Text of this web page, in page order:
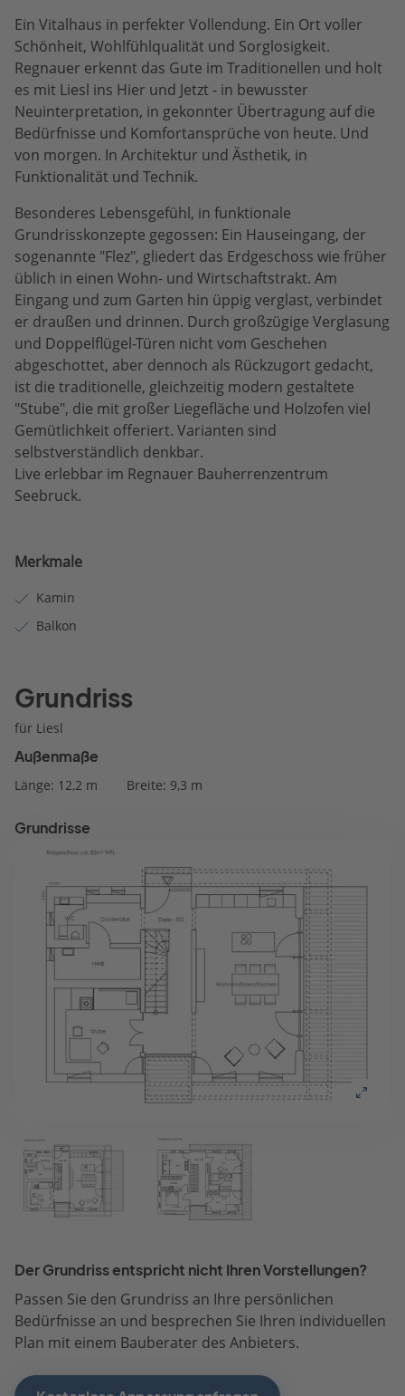
Ein Vitalhaus in perfekter Vollendung. Ein Ort voller
Schönheit, Wohlfühlqualität und Sorglosigkeit.
Regnauer erkennt das Gute im Traditionellen und holt
es mit Liesl ins Hier und Jetzt - in bewusster
Neuinterpretation, in gekonnter Übertragung auf die
Bedürfnisse und Komfortansprüche von heute. Und
von morgen. In Architektur und Ästhetik, in
Funktionalität und Technik.
Besonderes Lebensgefühl, in funktionale
Grundrisskonzepte gegossen: Ein Hauseingang, der
sogenannte "Flez", gliedert das Erdgeschoss wie früher
üblich in einen Wohn- und Wirtschaftstrakt. Am
Eingang und zum Garten hin üppig verglast, verbindet
er draußen und drinnen. Durch großzügige Verglasung
und Doppelflügel-Türen nicht vom Geschehen
abgeschottet, aber dennoch als Rückzugort gedacht,
ist die traditionelle, gleichzeitig modern gestaltete
"Stube", die mit großer Liegefläche und Holzofen viel
Gemütlichkeit offeriert. Varianten sind
selbstverständlich denkbar.
Live erlebbar im Regnauer Bauherrenzentrum
Seebruck.
Merkmale
Kamin
Balkon
Grundriss
für Liesl
Außenmaße
Länge: 12,2 m Breite: 9,3 m
Grundrisse
Der Grundriss entspricht nicht Ihren Vorstellungen?
Passen Sie den Grundriss an Ihre persönlichen
Bedürfnisse an und besprechen Sie Ihren individuellen
Plan mit einem Bauberater des Anbieters.